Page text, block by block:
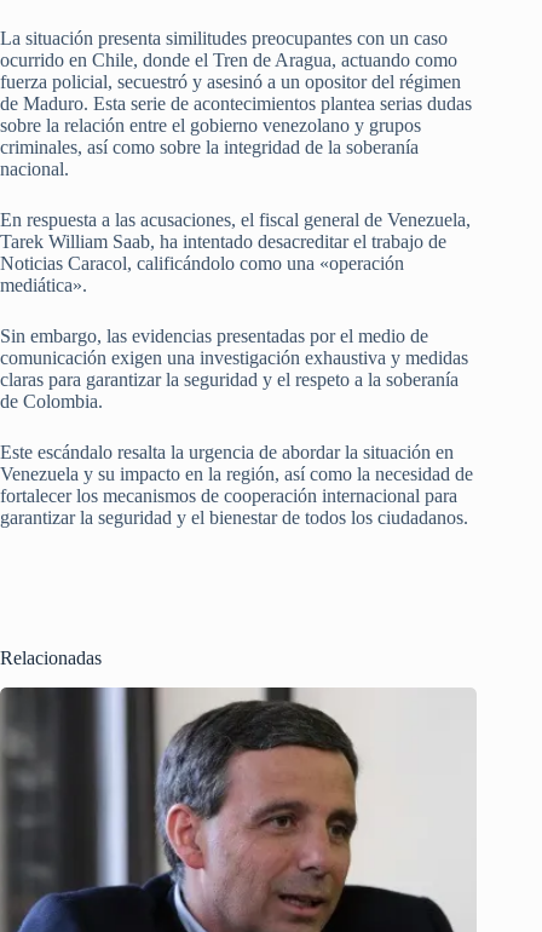
La situación presenta similitudes preocupantes con un caso
ocurrido en Chile, donde el Tren de Aragua, actuando como
fuerza policial, secuestró y asesinó a un opositor del régimen
de Maduro. Esta serie de acontecimientos plantea serias dudas
sobre la relación entre el gobierno venezolano y grupos
criminales, así como sobre la integridad de la soberanía
nacional.
En respuesta a las acusaciones, el fiscal general de Venezuela,
Tarek William Saab, ha intentado desacreditar el trabajo de
Noticias Caracol, calificándolo como una «operación
mediática».
Sin embargo, las evidencias presentadas por el medio de
comunicación exigen una investigación exhaustiva y medidas
claras para garantizar la seguridad y el respeto a la soberanía
de Colombia.
Este escándalo resalta la urgencia de abordar la situación en
Venezuela y su impacto en la región, así como la necesidad de
fortalecer los mecanismos de cooperación internacional para
garantizar la seguridad y el bienestar de todos los ciudadanos.
Relacionadas